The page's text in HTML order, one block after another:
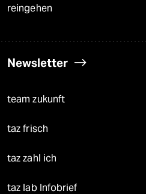
reingehen
Newsletter
team zukunft
taz frisch
taz zahl ich
taz lab Infobrief